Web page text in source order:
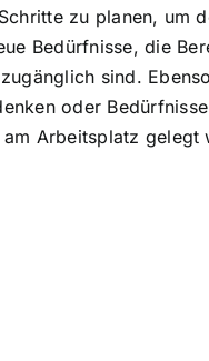
zu planen, um
Bedürfnisse, die
sind.
oder
Arbeitsplatz gelegt